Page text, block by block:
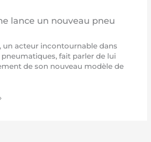
lance un nouveau pneu
un acteur incontournable dans
pneumatiques, fait parler de lui
de son nouveau modèle de